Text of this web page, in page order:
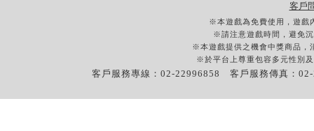
客戶
※本遊戲為免費使用，遊戲
※請注意遊戲時間，避免
※本遊戲提供之機會中獎商品，
※於平台上尊重包容多元性別
客戶服務專線：02-22996858 客戶服務傳真：